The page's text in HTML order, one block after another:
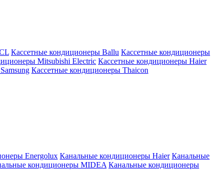
Кассетные кондиционеры Ballu Кассетные кондиционеры
Mitsubishi Electric Кассетные кондиционеры Haier
Кассетные кондиционеры Thaicon
Energolux Канальные кондиционеры Haier Канальные
кондиционеры MIDEA Канальные кондиционеры